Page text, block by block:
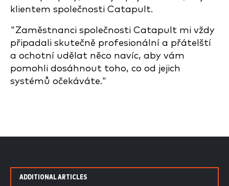
klientem společnosti Catapult.
"Zaměstnanci společnosti Catapult mi vždy
připadali skutečně profesionální a přátelští
a ochotní udělat něco navíc, aby vám
pomohli dosáhnout toho, co od jejich
systémů očekáváte."
ADDITIONAL ARTICLES